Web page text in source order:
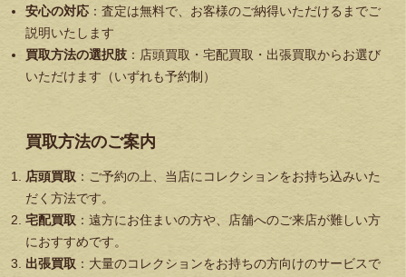
安心の対応 ：査定は無料で、お客様のご納得いただけるまでご
説明いたします
買取方法の選択肢 ：店頭買取・宅配買取・出張買取からお選び
いただけます（いずれも予約制）
買取方法のご案内
店頭買取 ：ご予約の上、当店にコレクションをお持ち込みいた
だく方法です。
宅配買取 ：遠方にお住まいの方や、店舗へのご来店が難しい方
におすすめです。
出張買取 ：大量のコレクションをお持ちの方向けのサービスで